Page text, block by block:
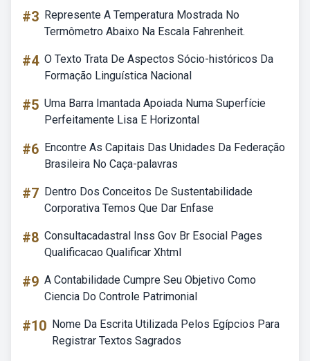
#3 Represente A Temperatura Mostrada No
Termômetro Abaixo Na Escala Fahrenheit.
#4 O Texto Trata De Aspectos Sócio-históricos Da
Formação Linguística Nacional
#5 Uma Barra Imantada Apoiada Numa Superfície
Perfeitamente Lisa E Horizontal
#6 Encontre As Capitais Das Unidades Da Federação
Brasileira No Caça-palavras
#7 Dentro Dos Conceitos De Sustentabilidade
Corporativa Temos Que Dar Enfase
#8 Consultacadastral Inss Gov Br Esocial Pages
Qualificacao Qualificar Xhtml
#9 A Contabilidade Cumpre Seu Objetivo Como
Ciencia Do Controle Patrimonial
#10 Nome Da Escrita Utilizada Pelos Egípcios Para
Registrar Textos Sagrados